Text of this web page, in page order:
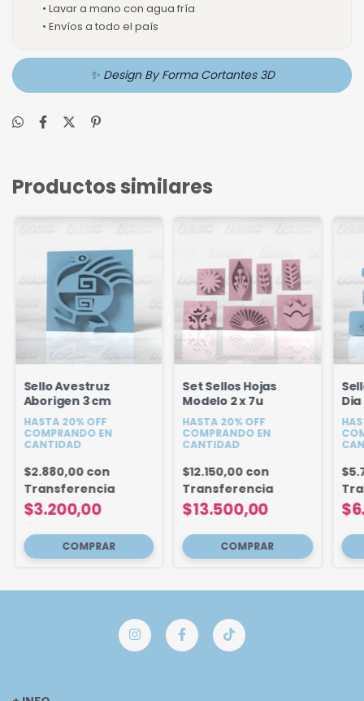
• Lavar a mano con agua fría
• Envíos a todo el país
✨ Design By Forma Cortantes 3D
Productos similares
Sello Avestruz
Aborigen 3 cm
HASTA 20% OFF
COMPRANDO EN
CANTIDAD
$3.200,00
$2.880,00 con
Transferencia
Set Sellos Hojas
Modelo 2 x 7u
HASTA 20% OFF
COMPRANDO EN
CANTIDAD
$13.500,00
$12.150,00 con
Transferencia